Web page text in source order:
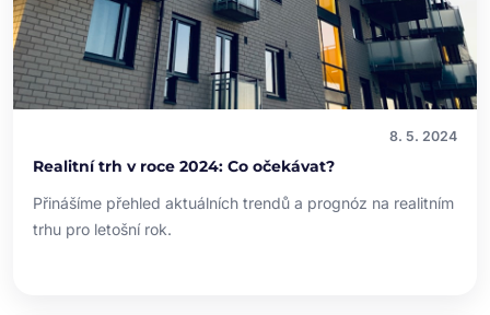
8. 5. 2024
Realitní trh v roce 2024: Co očekávat?
Přinášíme přehled aktuálních trendů a prognóz na realitním
trhu pro letošní rok.